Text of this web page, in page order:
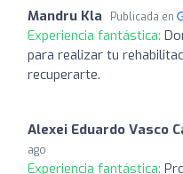
Mandru Kla Publicada en
Experiencia fantástica:
para realizar tu
recuperarte.
Alexei Eduardo Vasco
ago
Experiencia fantástica: